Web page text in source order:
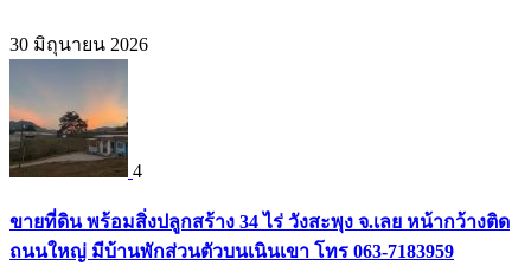
30 มิถุนายน 2026
4
ขายที่ดิน พร้อมสิ่งปลูกสร้าง 34 ไร่ วังสะพุง จ.เลย หน้ากว้างติด
ถนนใหญ่ มีบ้านพักส่วนตัวบนเนินเขา โทร 063-7183959